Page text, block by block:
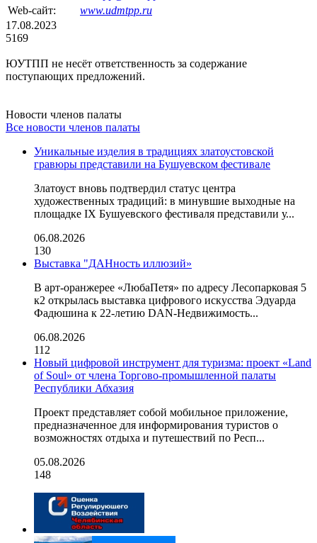
Web-сайт:
www.udmtpp.ru
17.08.2023
5169
ЮУТПП не несёт ответственность за содержание
поступающих предложений.
Новости членов палаты
Все новости членов палаты
Уникальные изделия в традициях златоустовской
гравюры представили на Бушуевском фестивале
Златоуст вновь подтвердил статус центра
художественных традиций: в минувшие выходные на
площадке IX Бушуевского фестиваля представили у...
06.08.2026
130
Выставка "ДАНность иллюзий»
В арт-оранжерее «ЛюбаПетя» по адресу Лесопарковая 5
к2 открылась выставка цифрового искусства Эдуарда
Фадюшина к 22-летию DAN-Недвижимость...
06.08.2026
112
Новый цифровой инструмент для туризма: проект «Land
of Soul» от члена Торгово-промышленной палаты
Республики Абхазия
Проект представляет собой мобильное приложение,
предназначенное для информирования туристов о
возможностях отдыха и путешествий по Респ...
05.08.2026
148